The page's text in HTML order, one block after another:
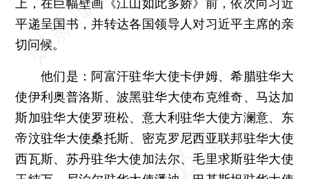
上，在巨幅壁画《江山如此多娇》前，依次向习近
平递呈国书，并转达各国领导人对习近平主席的亲
切问候。
他们是：阿富汗驻华大使卡伊姆、希腊驻华大
使伊利奥普洛斯、波黑驻华大使布克维奇、马达加
斯加驻华大使罗班松、意大利驻华大使方澜意、东
帝汶驻华大使桑托斯、密克罗尼西亚联邦驻华大使
西瓦斯、苏丹驻华大使加法尔、毛里求斯驻华大使